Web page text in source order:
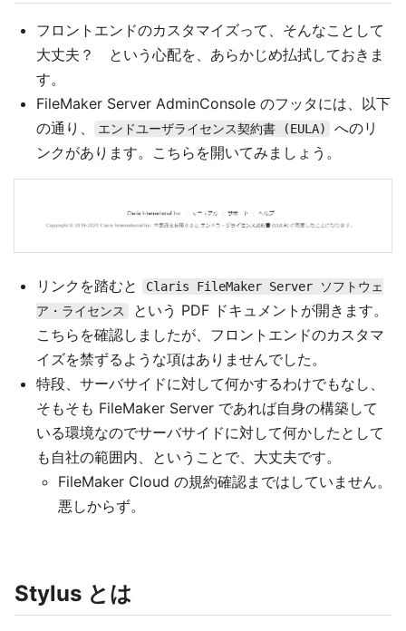
フロントエンドのカスタマイズって、そんなことして
大丈夫？ という心配を、あらかじめ払拭しておきま
す。
FileMaker Server AdminConsole のフッタには、以下
の通り、
エンドユーザライセンス契約書 (EULA)
へのリ
ンクがあります。こちらを開いてみましょう。
リンクを踏むと
Claris FileMaker Server ソフトウェ
ア・ライセンス
という PDF ドキュメントが開きます。
こちらを確認しましたが、フロントエンドのカスタマ
イズを禁ずるような項はありませんでした。
特段、サーバサイドに対して何かするわけでもなし、
そもそも FileMaker Server であれば自身の構築して
いる環境なのでサーバサイドに対して何かしたとして
も自社の範囲内、ということで、大丈夫です。
FileMaker Cloud の規約確認まではしていません。
悪しからず。
Stylus とは